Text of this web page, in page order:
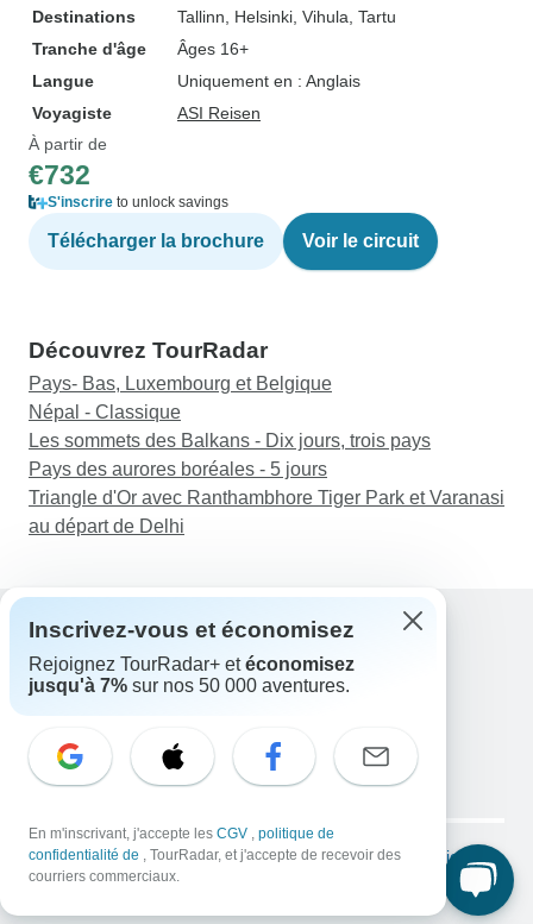
Destinations
Tallinn , Helsinki , Vihula , Tartu
Tranche d'âge
Âges 16+
Langue
Uniquement en : Anglais
Voyagiste
ASI Reisen
À partir de
€732
S'inscrire to unlock savings
Télécharger la brochure Voir le circuit
Découvrez TourRadar
Pays- Bas, Luxembourg et Belgique
Népal - Classique
Les sommets des Balkans - Dix jours, trois pays
Pays des aurores boréales - 5 jours
Triangle d'Or avec Ranthambhore Tiger Park et Varanasi
au départ de Delhi
Assistance
Contactez-nous
E-mail: support@tourradar.com
Sélectionnez la langue
Copyright © TourRadar. Tous droits réservés.
Mentions légales Politique de confidentialité
Cookies
Inscrivez-vous et économisez
Rejoignez TourRadar+ etéconomisez
jusqu'à 7% sur nos 50 000 aventures.
En m'inscrivant, j'accepte les CGV , politique de
confidentialité de , TourRadar, et j'accepte de recevoir des
courriers commerciaux.